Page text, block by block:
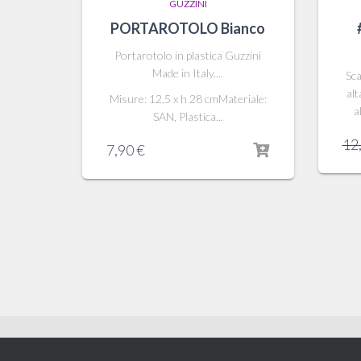
GUZZINI
PORTAROTOLO Bianco
Portarotolo in plastica Guzzini
Made in Italy....
Misure: 12,5 x h 28 cmMateriale:
SAN, Plastica...
7,90€